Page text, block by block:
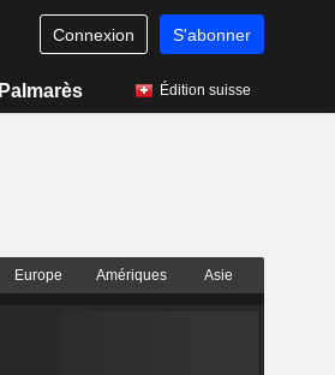
Connexion S'abonner
Palmarès Édition suisse
Europe Amériques Asie